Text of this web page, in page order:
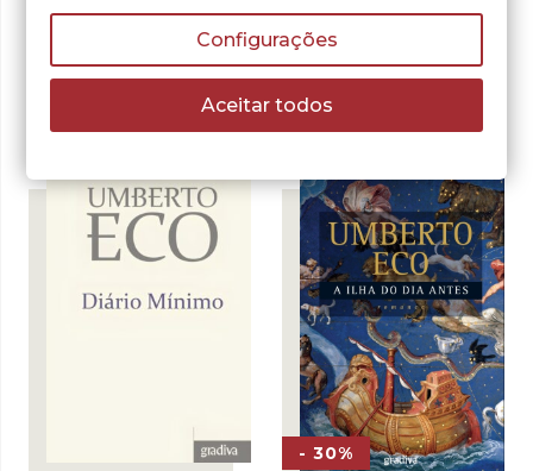
Umberto Eco
Seis Passeios nos
Bosques da Ficção
12,00
original
12,00 €.
atual
8,40 €.
- 30%
Configurações
Aceitar todos